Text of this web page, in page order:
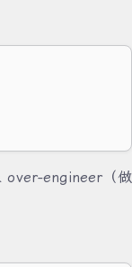
over-engineer（做